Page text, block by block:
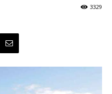
3329